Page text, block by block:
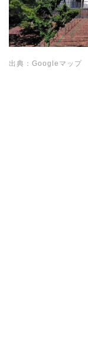
出典：Googleマップ